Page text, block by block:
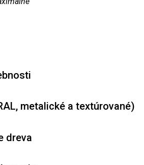
metalické a textúrované)
dreva